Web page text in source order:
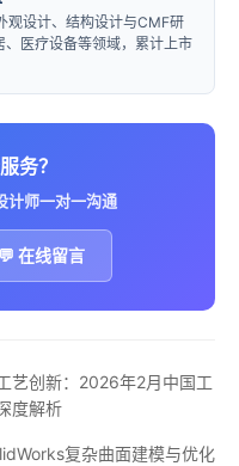
观设计、结构设计与CMF研
医疗设备等领域，累计上市
务？
计师一对一沟通
💬 在线留言
艺创新：2026年2月中国工
度解析
复杂曲面建模与优化